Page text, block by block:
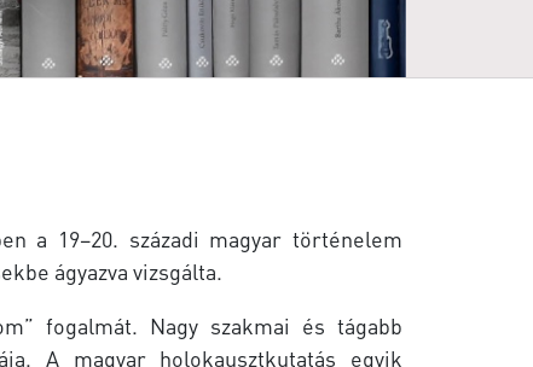
a 19–20. századi magyar történelem
ágyazva vizsgálta.
fogalmát. Nagy szakmai és tágabb
A magyar holokausztkutatás egyik